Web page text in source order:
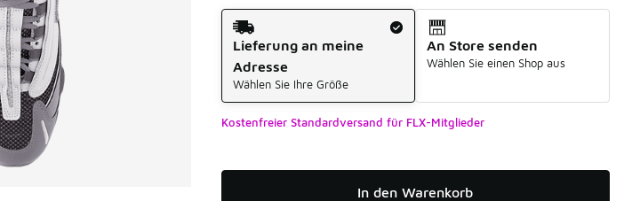
Versandart
Lieferung an meine
Adresse
Wählen Sie Ihre Größe
An Store senden
Wählen Sie einen Shop aus
Kostenfreier Standardversand für FLX-Mitglieder
In den Warenkorb